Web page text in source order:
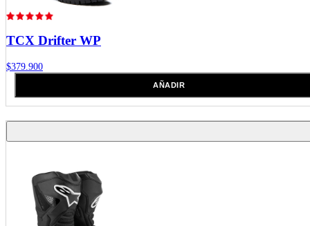
TCX Drifter WP
$379.900
AÑADIR